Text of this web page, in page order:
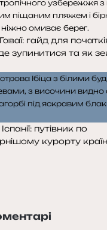
гайд для
зупинитися та як
путівник по
курорту